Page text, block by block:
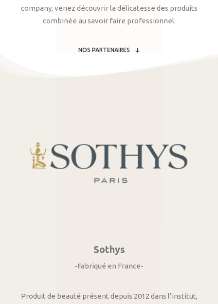
company, venez découvrir la délicatesse des produits
combinée au savoir faire professionnel.
NOS PARTENAIRES
Sothys
-Fabriqué en France-
Produit de beauté présent depuis 2012 dans l’institut,